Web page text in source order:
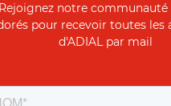
Rejoignez notre communauté
pour recevoir toutes les
d'ADIAL par mail